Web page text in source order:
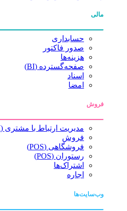
مالی
حسابداری
صدور فاکتور
هزینه‌ها
صفحه‌گسترده (BI)
اسناد
امضا
فروش
مدیریت ارتباط با مشتری (CRM)
فروش
فروشگاهی (POS)
رستوران (POS)
اشتراک‌ها
اجاره
وب‌سایت‌ها